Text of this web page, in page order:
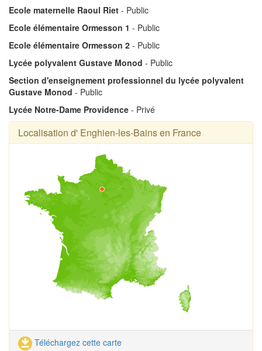
Ecole maternelle Raoul Riet - Public
Ecole élémentaire Ormesson 1 - Public
Ecole élémentaire Ormesson 2 - Public
Lycée polyvalent Gustave Monod - Public
Section d'enseignement professionnel du lycée polyvalent
Gustave Monod - Public
Lycée Notre-Dame Providence - Privé
Localisation d' Enghien-les-Bains en France
Téléchargez cette carte